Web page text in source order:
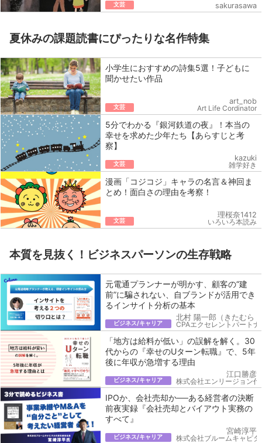
文芸 sakurasawa
夏休みの課題読書にぴったりな名作特集
小学生におすすめの詩集5選！子どもに
聞かせたい作品
文芸
art_nob
Art Life Cordinator
5分でわかる『銀河鉄道の夜』！本当の
幸せを求めた少年たち【あらすじと考
察】
文芸
kazuki
雑学好き
漫画「コジコジ」キャラの名言＆神回ま
とめ！面白さの理由を考察！
文芸
理桜奈1412
いろいろ本読み
本質を見抜く！ビジネスパーソンの生存戦略
元電通プランナーが明かす、顧客の“建
前”に騙されない、自ブランドが活用でき
るインサイト分析の基本
ビジネス/キャリア
北村 陽一郎（きたむら
CPAエクセレントパート
「地方は給料が低い」の誤解を解く。30
代からの『幸せのUターン転職』で、5年
後に年収が急増する理由
ビジネス/キャリア
江口勝彦
株式会社エンリージョン代
IPOか、会社売却か──ある経営者の決断
前夜実録『会社売却とバイアウト実務の
すべて』
ビジネス/キャリア
宮崎淳平
株式会社ブルームキャピ